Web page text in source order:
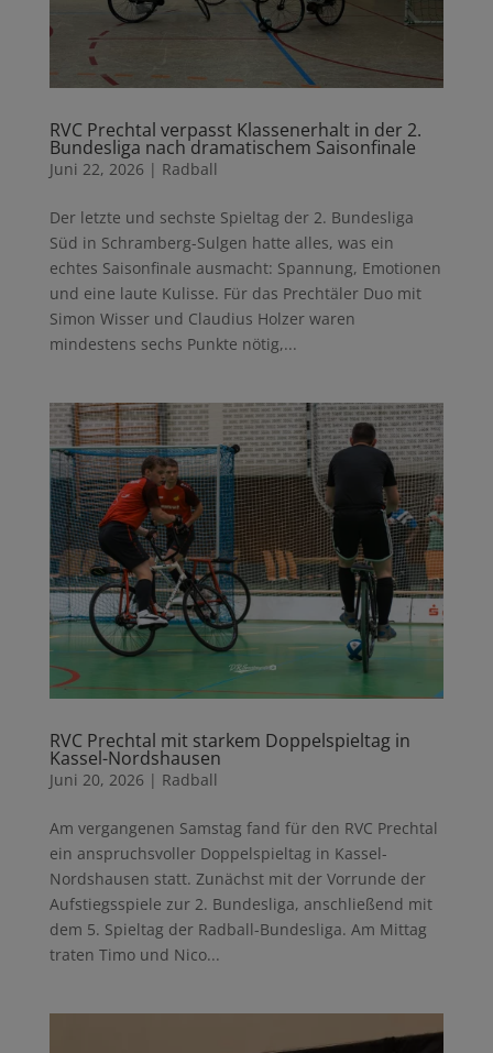
RVC Prechtal verpasst Klassenerhalt in der 2.
Bundesliga nach dramatischem Saisonfinale
Juni 22, 2026 | Radball
Der letzte und sechste Spieltag der 2. Bundesliga
Süd in Schramberg-Sulgen hatte alles, was ein
echtes Saisonfinale ausmacht: Spannung, Emotionen
und eine laute Kulisse. Für das Prechtäler Duo mit
Simon Wisser und Claudius Holzer waren
mindestens sechs Punkte nötig,...
RVC Prechtal mit starkem Doppelspieltag in
Kassel-Nordshausen
Juni 20, 2026 | Radball
Am vergangenen Samstag fand für den RVC Prechtal
ein anspruchsvoller Doppelspieltag in Kassel-
Nordshausen statt. Zunächst mit der Vorrunde der
Aufstiegsspiele zur 2. Bundesliga, anschließend mit
dem 5. Spieltag der Radball-Bundesliga. Am Mittag
traten Timo und Nico...